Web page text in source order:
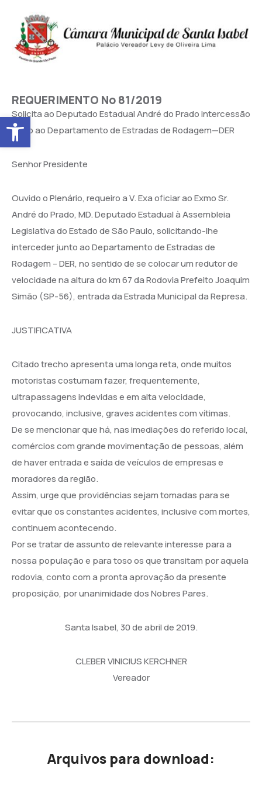
Abrir a barra de ferramentas
REQUERIMENTO No 81/2019
Solicita ao Deputado Estadual André do Prado intercessão
junto ao Departamento de Estradas de Rodagem—DER
Senhor Presidente
Ouvido o Plenário, requeiro a V. Exa oficiar ao Exmo Sr.
André do Prado, MD. Deputado Estadual à Assembleia
Legislativa do Estado de São Paulo, solicitando-lhe
interceder junto ao Departamento de Estradas de
Rodagem – DER, no sentido de se colocar um redutor de
velocidade na altura do km 67 da Rodovia Prefeito Joaquim
Simão (SP-56), entrada da Estrada Municipal da Represa.
JUSTIFICATIVA
Citado trecho apresenta uma longa reta, onde muitos
motoristas costumam fazer, frequentemente,
ultrapassagens indevidas e em alta velocidade,
provocando, inclusive, graves acidentes com vítimas.
De se mencionar que há, nas imediações do referido local,
comércios com grande movimentação de pessoas, além
de haver entrada e saída de veículos de empresas e
moradores da região.
Assim, urge que providências sejam tomadas para se
evitar que os constantes acidentes, inclusive com mortes,
continuem acontecendo.
Por se tratar de assunto de relevante interesse para a
nossa população e para toso os que transitam por aquela
rodovia, conto com a pronta aprovação da presente
proposição, por unanimidade dos Nobres Pares.
Santa Isabel, 30 de abril de 2019.
CLEBER VINICIUS KERCHNER
Vereador
Arquivos para download: